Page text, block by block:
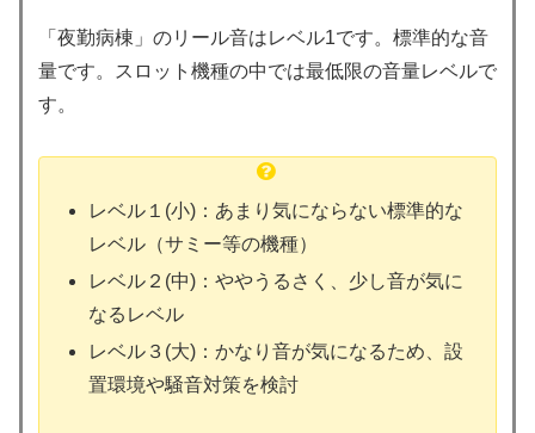
「夜勤病棟」のリール音はレベル1です。標準的な音
量です。スロット機種の中では最低限の音量レベルで
す。
レベル１(小)：あまり気にならない標準的な
レベル（サミー等の機種）
レベル２(中)：ややうるさく、少し音が気に
なるレベル
レベル３(大)：かなり音が気になるため、設
置環境や騒音対策を検討